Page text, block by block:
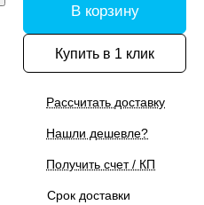
В корзину
Купить в 1 клик
Рассчитать доставку
Нашли дешевле?
Получить счет / КП
Срок доставки